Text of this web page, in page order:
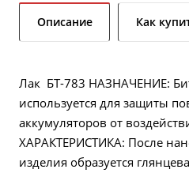
Описание Как
Лак БТ-783 НАЗНАЧЕНИЕ:
используется для защиты
аккумуляторов от
ХАРАКТЕРИСТИКА: После
изделия образуется